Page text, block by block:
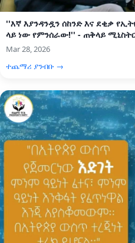
''እኛ እያንዳንዷን ሰከንድ እና ደቂቃ
ላይ ነው የምንሰራው!'' - ጠቅላይ
Mar 28, 2026
ተጨማሪ ያንብቡ →